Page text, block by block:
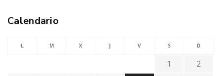
Calendario
L M X J V S D
1
2